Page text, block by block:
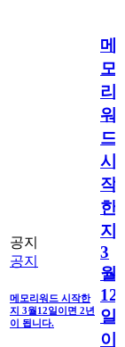
공지
공지
메모리워드 시작한
지 3월12일이면 2년
이 됩니다.
메
모
리
워
드
시
작
한
지
3
월
12
일
이